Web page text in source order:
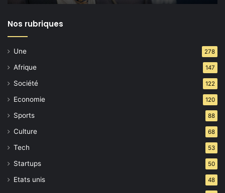
pour
son
Gianni
Infantino ?
Nos rubriques
Une 278
Afrique 147
Société 122
Economie 120
Sports 88
Culture 68
Tech 53
Startups 50
Etats unis 48